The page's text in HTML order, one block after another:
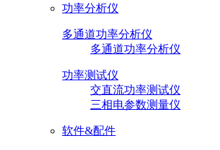
功率分析仪
多通道功率分析仪
多通道功率分析仪
功率测试仪
交直流功率测试仪
三相电参数测量仪
软件&配件